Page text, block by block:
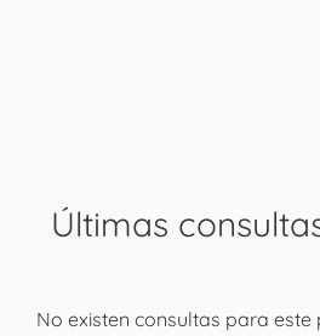
Últimas
No existen consultas para este